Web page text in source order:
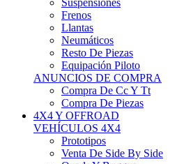
Llantas
Neumáticos
Resto De Piezas
Equipación Piloto
ANUNCIOS DE COMPRA
Compra De Cc Y Tt
Compra De Piezas
4X4 Y OFFROAD
VEHÍCULOS 4X4
Prototipos
Venta De Side By Side
Quads Y Buggys
4x4 De Calle